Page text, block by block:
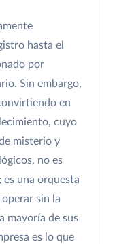
hasta el
por
Sin embargo,
en
cuyo
misterio y
no es
una orquesta
sin la
mayoría de sus
es lo que